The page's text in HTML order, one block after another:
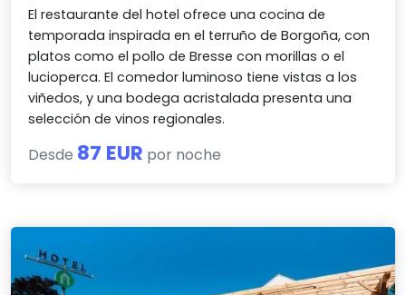
El restaurante del hotel ofrece una cocina de
temporada inspirada en el terruño de Borgoña, con
platos como el pollo de Bresse con morillas o el
lucioperca. El comedor luminoso tiene vistas a los
viñedos, y una bodega acristalada presenta una
selección de vinos regionales.
Desde 87 EUR por noche